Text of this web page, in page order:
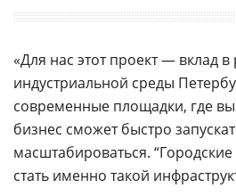
«Для нас этот проект — вклад
индустриальной среды
современные площадки, где
бизнес сможет быстро
масштабироваться. “Городские
стать именно такой